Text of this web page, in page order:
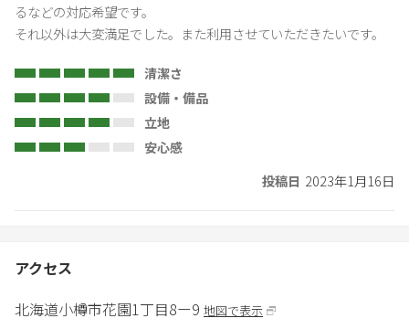
るなどの対応希望です。
それ以外は大変満足でした。また利用させていただきたいです。
清潔さ
設備・備品
立地
安心感
投稿日 2023年1月16日
アクセス
北海道小樽市花園1丁目8ー9 地図で表示